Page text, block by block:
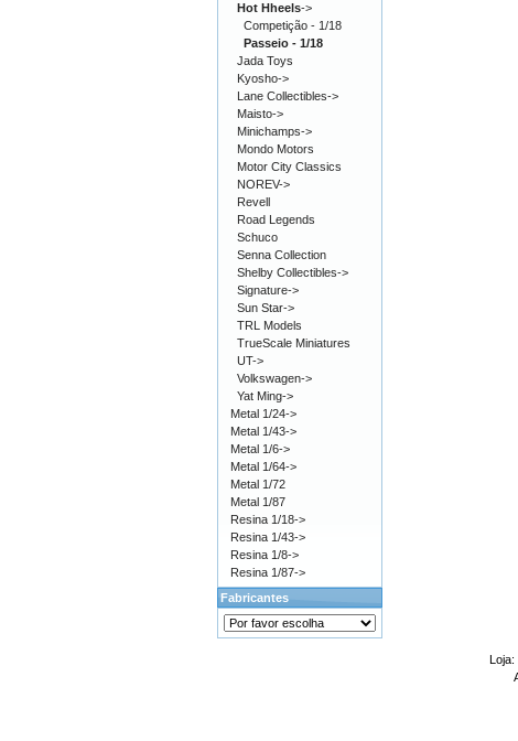
Hot Hheels->
Competição - 1/18
Passeio - 1/18
Jada Toys
Kyosho->
Lane Collectibles->
Maisto->
Minichamps->
Mondo Motors
Motor City Classics
NOREV->
Revell
Road Legends
Schuco
Senna Collection
Shelby Collectibles->
Signature->
Sun Star->
TRL Models
TrueScale Miniatures
UT->
Volkswagen->
Yat Ming->
Metal 1/24->
Metal 1/43->
Metal 1/6->
Metal 1/64->
Metal 1/72
Metal 1/87
Resina 1/18->
Resina 1/43->
Resina 1/8->
Resina 1/87->
Fabricantes
Loja: